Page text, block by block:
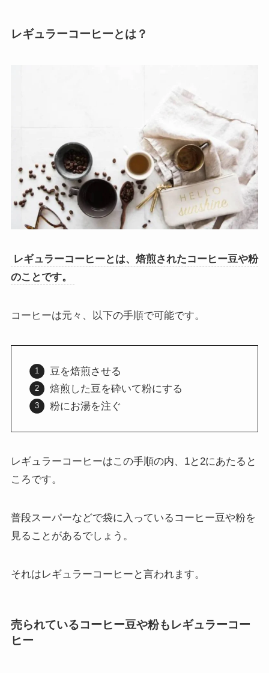
レギュラーコーヒーとは？
レギュラーコーヒーとは、焙煎されたコーヒー豆や粉
のことです。
コーヒーは元々、以下の手順で可能です。
豆を焙煎させる
焙煎した豆を砕いて粉にする
粉にお湯を注ぐ
レギュラーコーヒーはこの手順の内、1と2にあたると
ころです。
普段スーパーなどで袋に入っているコーヒー豆や粉を
見ることがあるでしょう。
それはレギュラーコーヒーと言われます。
売られているコーヒー豆や粉もレギュラーコー
ヒー